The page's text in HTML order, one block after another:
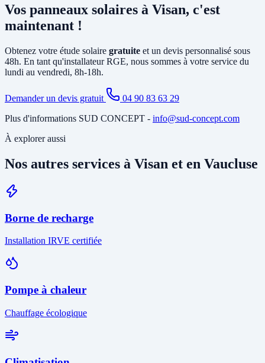
existant et le tirage de câbles DC depuis la toiture. Si votre tableau
est ancien ou sous-dimensionné, une mise à jour partielle peut être
nécessaire. Notre étude gratuite à Visan identifie tous les travaux
Vos panneaux solaires à Visan, c'est
maintenant !
Obtenez votre étude solaire gratuite et un devis personnalisé sous
48h. En tant qu'installateur RGE, nous sommes à votre service du
lundi au vendredi, 8h-18h.
Demander un devis gratuit
04 90 83 63 29
Plus d'informations SUD CONCEPT - info@sud-concept.com
À explorer aussi
Nos autres services à Visan et en Vaucluse
Borne de recharge
Installation IRVE certifiée
Pompe à chaleur
Chauffage écologique